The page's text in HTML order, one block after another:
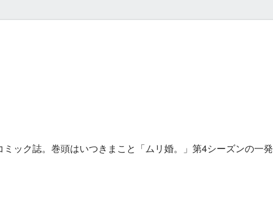
ック誌。巻頭はいつきまこと「ムリ婚。」第4シーズンの一発